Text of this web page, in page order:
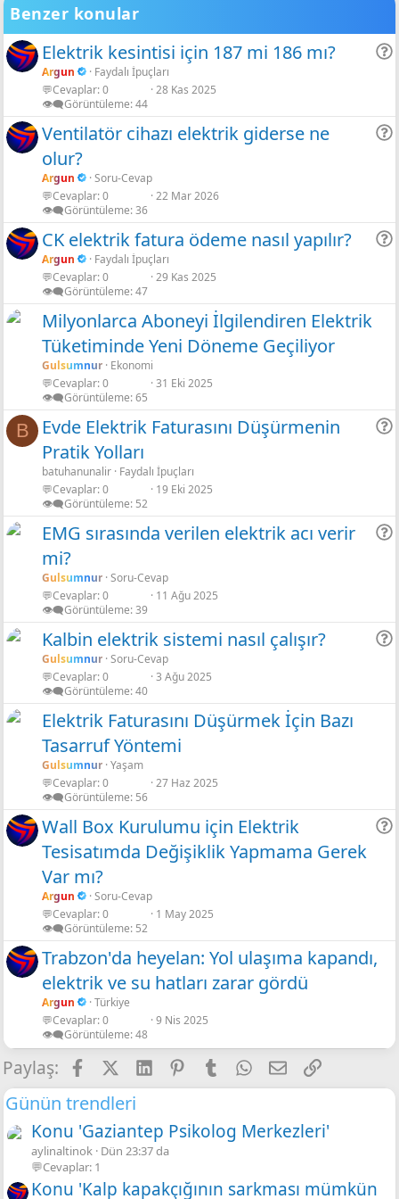
Gölgeli Gül Rengi
Gölgeli Siyah
Gölgeli Yeşil limon
Shadow neon
Benzer konular
Elektrik kesintisi için 187 mi 186 mı?
Argun
Faydalı İpuçları
💬Cevaplar 0
👁️‍🗨️Görüntüleme 44
28 Kas 2025
Ventilatör cihazı elektrik giderse ne
olur?
Argun
Soru-Cevap
💬Cevaplar 0
👁️‍🗨️Görüntüleme 36
22 Mar 2026
CK elektrik fatura ödeme nasıl yapılır?
Argun
Faydalı İpuçları
💬Cevaplar 0
👁️‍🗨️Görüntüleme 47
29 Kas 2025
Milyonlarca Aboneyi İlgilendiren Elektrik
Tüketiminde Yeni Döneme Geçiliyor
Gulsumnur Ekonomi
💬Cevaplar 0
👁️‍🗨️Görüntüleme 65
31 Eki 2025
B
Evde Elektrik Faturasını Düşürmenin
Pratik Yolları
batuhanunalir Faydalı İpuçları
💬Cevaplar 0
👁️‍🗨️Görüntüleme 52
19 Eki 2025
EMG sırasında verilen elektrik acı verir
mi?
Gulsumnur Soru-Cevap
💬Cevaplar 0
👁️‍🗨️Görüntüleme 39
11 Ağu 2025
Kalbin elektrik sistemi nasıl çalışır?
Gulsumnur Soru-Cevap
💬Cevaplar 0
👁️‍🗨️Görüntüleme 40
3 Ağu 2025
Elektrik Faturasını Düşürmek İçin Bazı
Tasarruf Yöntemi
Gulsumnur Yaşam
💬Cevaplar 0
👁️‍🗨️Görüntüleme 56
27 Haz 2025
Wall Box Kurulumu için Elektrik
Tesisatımda Değişiklik Yapmama Gerek
Var mı?
Argun
Soru-Cevap
💬Cevaplar 0
👁️‍🗨️Görüntüleme 52
1 May 2025
Trabzon'da heyelan: Yol ulaşıma kapandı,
elektrik ve su hatları zarar gördü
Argun
Türkiye
💬Cevaplar 0
👁️‍🗨️Görüntüleme 48
9 Nis 2025
Paylaş: FacebookLinkedInPinterestTumblrWhatsApp
E-posta
Link
Günün trendleri
Konu 'Gaziantep Psikolog Merkezleri'
aylinaltinok Dün 23:37 da
💬Cevaplar: 1
Konu 'Kalp kapakçığının sarkması mümkün